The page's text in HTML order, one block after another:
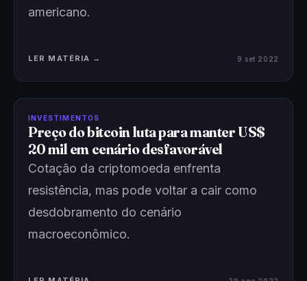
americano.
LER MATÉRIA → 9 set 2022
INVESTIMENTOS
Preço do bitcoin luta para manter US$
20 mil em cenário desfavorável
Cotação da criptomoeda enfrenta
resistência, mas pode voltar a cair como
desdobramento do cenário
macroeconômico.